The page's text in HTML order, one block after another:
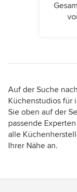
Auf der Suche
Küchenstudios für
Sie oben auf der
passende
alle
Ihrer Nähe an.